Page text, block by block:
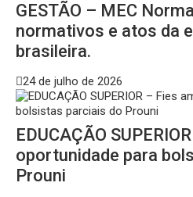
GESTÃO – MEC
normativos e atos da
brasileira.
24 de julho de 2026
EDUCAÇÃO
oportunidade para
Prouni